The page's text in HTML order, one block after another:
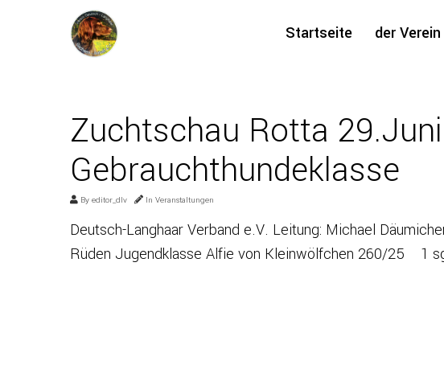
Startseite der Verein
Zuchtschau Rotta
Gebrauchthundeklasse
By editor_dlv In Veranstaltungen
Deutsch-Langhaar Verband e.V. Leitung:
Rüden Jugendklasse Alfie von Kleinwölfchen 260/25 1